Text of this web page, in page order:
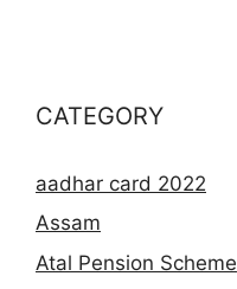
CATEGORY
aadhar card 2022
Assam
Atal Pension Scheme